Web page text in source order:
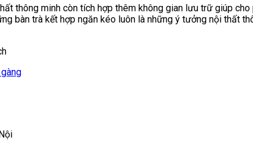
thông minh còn tích hợp thêm không gian lưu trữ giúp
bàn trà kết hợp ngăn kéo luôn là những ý tưởng nội thất